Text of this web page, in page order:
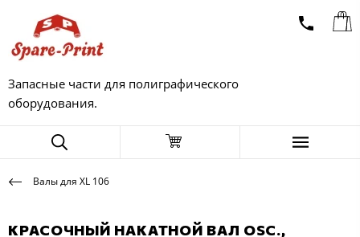
Запасные части для полиграфического
оборудования.
Валы для XL 106
КРАСОЧНЫЙ НАКАТНОЙ ВАЛ OSC.,